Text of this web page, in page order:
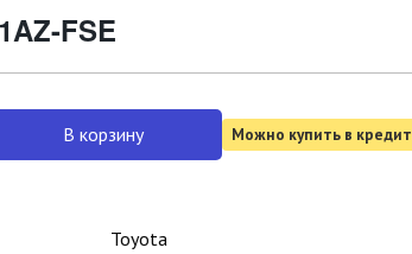
FSE
В корзину Можно купить в кредит
Toyota